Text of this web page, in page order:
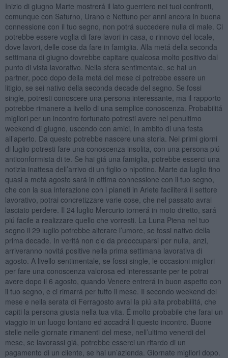
Inizio di giugno Marte mostrerá il lato guerriero nei tuoi confronti,
comunque con Saturno, Urano e Nettuno per anni ancora in buona
connessione con il tuo segno, non potrá succedere nulla di male. Ci
potrebbe essere voglia di fare lavori in casa, o rinnovo del locale,
dove lavori, delle cose da fare in famiglia. Alla metá della seconda
settimana di giugno dovrebbe capitare qualcosa molto positivo dal
punto di vista lavorativo. Nella sfera sentimentale, se hai un
partner, poco dopo della metá del mese ci potrebbe essere un
litigio, se sei nativo della seconda decade del segno. Se fossi
single, potresti conoscere una persona interessante, ma il rapporto
potrebbe rimanere a livello di una semplice conoscenza. Probabilitá
migliori per un incontro fortunato potresti avere nel penultimo
weekend di giugno, uscendo con amici, in ambito di una festa
all’aperto. Da questo potrebbe nascere una storia. Nei primi giorni
di luglio potresti fare una conoscenza insolita, con una persona piú
anticonformista di te. Se hai giá una famiglia, potrebbe esserci una
notizia inattesa dell’arrivo di un figlio o nipotino. Marte da luglio fino
quasi a metá agosto sará in ottima connessione con il tuo segno,
che con la sua interazione con i pianeti in Ariete faciliterá il settore
lavorativo, potrai concretizzare varie cose, che nel passato avrai
lasciato perdere. Il 24 luglio Mercurio tornerá in moto diretto, sará
piú facile a realizzare quello che vorresti. La Luna Piena nel tuo
segno il 29 luglio potrebbe alterare l’umore, se fossi nativo della
prima decade. In veritá non c’e da preoccuparsi per nulla, anzi,
arriveranno novitá positive nella prima settimana lavorativa di
agosto. A livello sentimentale, se fossi single, le occasioni migliori
per fare una conoscenza valorosa ed interessante per te potrai
avere dopo il 6 agosto, quando Venere entrerá in buon aspetto con
il tuo segno, e ci rimarrá per tutto il mese. Il secondo weekend del
mese e nella serata di Ferragosto avrai la piú alta probabilitá, che
capiti la persona giusta nella tua vita. É molto probabile che farai un
viaggio in un luogo lontano ed accadrá li questo incontro. Buone
stelle nelle giornate rimanenti del mese, nell’ultimo venerdi del
mese, se lavorassi giá, potrebbe esserci un ritardo di un
pagamento di un cliente, se hai un’azienda. Giornate migliori dopo.